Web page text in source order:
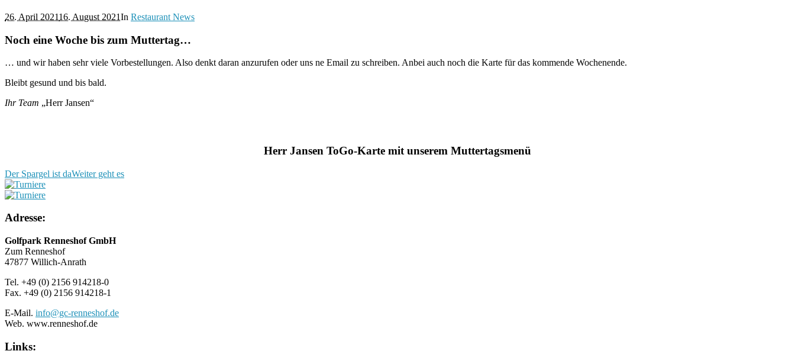
26. April 202116. August 2021In Restaurant News
Noch eine Woche bis zum Muttertag…
… und wir haben sehr viele Vorbestellungen. Also denkt daran anzurufen oder uns ne Email zu schreiben. Anbei auch noch die Karte für das kommende Wochenende.
Bleibt gesund und bis bald.
Ihr Team „Herr Jansen“
Herr Jansen ToGo-Karte mit unserem Muttertagsmenü
Der Spargel ist daWeiter geht es
Adresse:
Golfpark Renneshof GmbH
Zum Renneshof
47877 Willich-Anrath
Tel. +49 (0) 2156 914218-0
Fax. +49 (0) 2156 914218-1
E-Mail. info@gc-renneshof.de
Web. www.renneshof.de
Links: